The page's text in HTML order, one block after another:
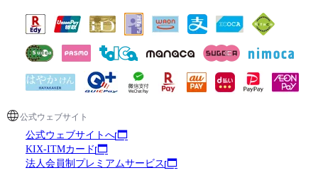
公式ウェブサイト
公式ウェブサイトへ
KIX-ITMカード
法人会員制プレミアムサービス